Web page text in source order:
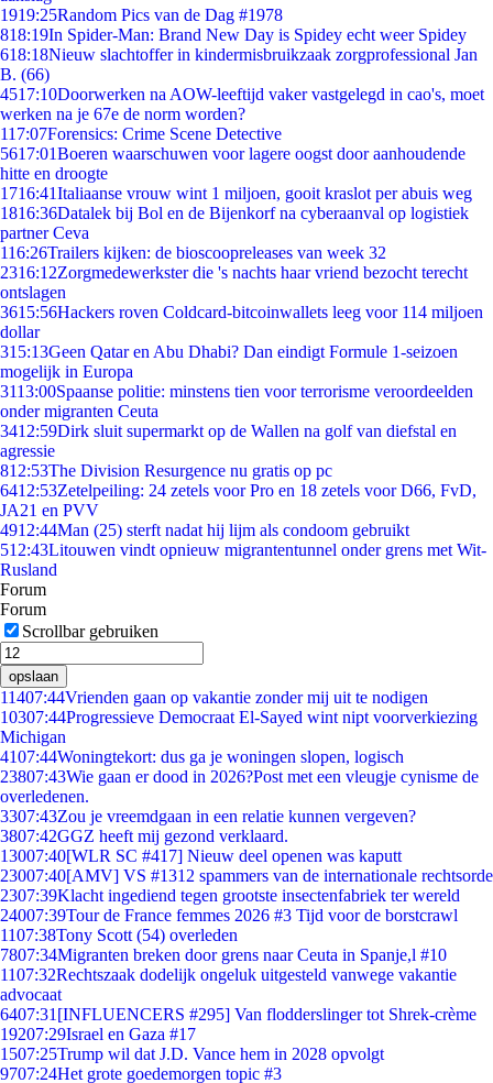
1919:25Random Pics van de Dag #1978
818:19In Spider-Man: Brand New Day is Spidey echt weer Spidey
618:18Nieuw slachtoffer in kindermisbruikzaak zorgprofessional Jan
B. (66)
4517:10Doorwerken na AOW-leeftijd vaker vastgelegd in cao's, moet
werken na je 67e de norm worden?
117:07Forensics: Crime Scene Detective
5617:01Boeren waarschuwen voor lagere oogst door aanhoudende
hitte en droogte
1716:41Italiaanse vrouw wint 1 miljoen, gooit kraslot per abuis weg
1816:36Datalek bij Bol en de Bijenkorf na cyberaanval op logistiek
partner Ceva
116:26Trailers kijken: de bioscoopreleases van week 32
2316:12Zorgmedewerkster die 's nachts haar vriend bezocht terecht
ontslagen
3615:56Hackers roven Coldcard-bitcoinwallets leeg voor 114 miljoen
dollar
315:13Geen Qatar en Abu Dhabi? Dan eindigt Formule 1-seizoen
mogelijk in Europa
3113:00Spaanse politie: minstens tien voor terrorisme veroordeelden
onder migranten Ceuta
3412:59Dirk sluit supermarkt op de Wallen na golf van diefstal en
agressie
812:53The Division Resurgence nu gratis op pc
6412:53Zetelpeiling: 24 zetels voor Pro en 18 zetels voor D66, FvD,
JA21 en PVV
4912:44Man (25) sterft nadat hij lijm als condoom gebruikt
512:43Litouwen vindt opnieuw migrantentunnel onder grens met Wit-
Rusland
Forum
Forum
Scrollbar gebruiken
opslaan
11407:44Vrienden gaan op vakantie zonder mij uit te nodigen
10307:44Progressieve Democraat El-Sayed wint nipt voorverkiezing
Michigan
4107:44Woningtekort: dus ga je woningen slopen, logisch
23807:43Wie gaan er dood in 2026?Post met een vleugje cynisme de
overledenen.
3307:43Zou je vreemdgaan in een relatie kunnen vergeven?
3807:42GGZ heeft mij gezond verklaard.
13007:40[WLR SC #417] Nieuw deel openen was kaputt
23007:40[AMV] VS #1312 spammers van de internationale rechtsorde
2307:39Klacht ingediend tegen grootste insectenfabriek ter wereld
24007:39Tour de France femmes 2026 #3 Tijd voor de borstcrawl
1107:38Tony Scott (54) overleden
7807:34Migranten breken door grens naar Ceuta in Spanje,l #10
1107:32Rechtszaak dodelijk ongeluk uitgesteld vanwege vakantie
advocaat
6407:31 [INFLUENCERS #295] Van flodderslinger tot Shrek-crème
19207:29Israel en Gaza #17
1507:25Trump wil dat J.D. Vance hem in 2028 opvolgt
9707:24Het grote goedemorgen topic #3